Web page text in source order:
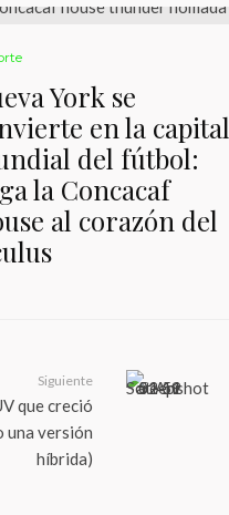
York se
en la capital
del fútbol:
la Concacaf
al corazón del
Siguiente
que creció
una versión
híbrida)